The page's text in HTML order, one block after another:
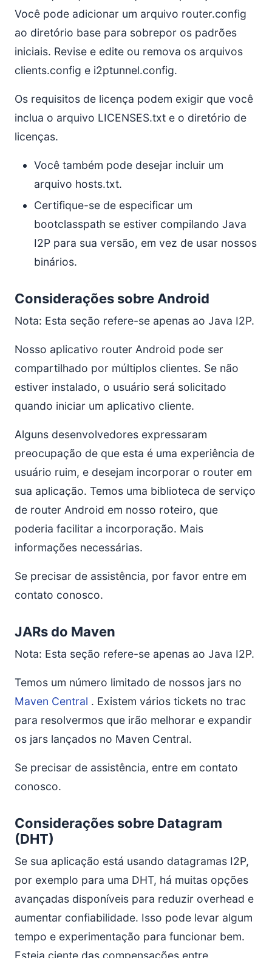
Você pode adicionar um arquivo router.config
ao diretório base para sobrepor os padrões
iniciais. Revise e edite ou remova os arquivos
clients.config e i2ptunnel.config.
Os requisitos de licença podem exigir que você
inclua o arquivo LICENSES.txt e o diretório de
licenças.
Você também pode desejar incluir um
arquivo hosts.txt.
Certifique-se de especificar um
bootclasspath se estiver compilando Java
I2P para sua versão, em vez de usar nossos
binários.
Considerações sobre Android
Nota: Esta seção refere-se apenas ao Java I2P.
Nosso aplicativo router Android pode ser
compartilhado por múltiplos clientes. Se não
estiver instalado, o usuário será solicitado
quando iniciar um aplicativo cliente.
Alguns desenvolvedores expressaram
preocupação de que esta é uma experiência de
usuário ruim, e desejam incorporar o router em
sua aplicação. Temos uma biblioteca de serviço
de router Android em nosso roteiro, que
poderia facilitar a incorporação. Mais
informações necessárias.
Se precisar de assistência, por favor entre em
contato conosco.
JARs do Maven
Nota: Esta seção refere-se apenas ao Java I2P.
Temos um número limitado de nossos jars no
Maven Central . Existem vários tickets no trac
para resolvermos que irão melhorar e expandir
os jars lançados no Maven Central.
Se precisar de assistência, entre em contato
conosco.
Considerações sobre Datagram
(DHT)
Se sua aplicação está usando datagramas I2P,
por exemplo para uma DHT, há muitas opções
avançadas disponíveis para reduzir overhead e
aumentar confiabilidade. Isso pode levar algum
tempo e experimentação para funcionar bem.
Esteja ciente das compensações entre